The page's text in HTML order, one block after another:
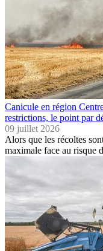
Canicule en région
restrictions, le point par
09 juillet 2026
Alors que les récoltes
maximale face au risque